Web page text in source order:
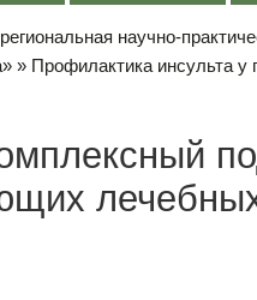
научно-
» Профилактика инсульта